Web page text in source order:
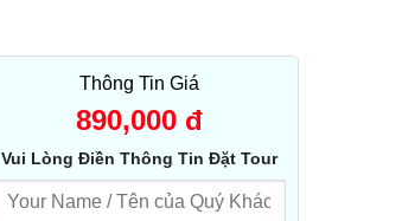
Thông Tin Giá
890,000đ
Vui Lòng Điền Thông Tin Đặt Tour